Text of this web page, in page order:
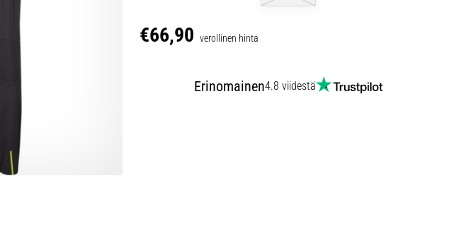
€66,90 verollinen hinta
Erinomainen4.8 viidestä